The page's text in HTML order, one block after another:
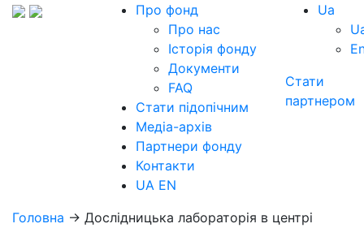
Про фонд
Про нас
Історія фонду
Документи
FAQ
Стати підопічним
Медіа-архів
Партнери фонду
Контакти
UA EN
Ua
Стати
партнером
Головна → Дослідницька лабораторія в центрі